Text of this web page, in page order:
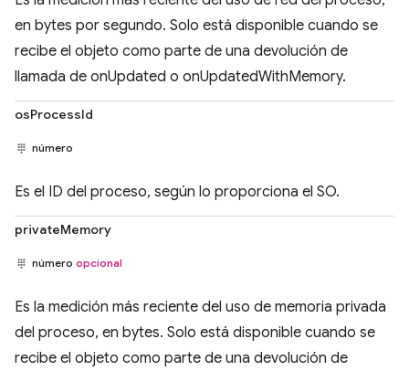
en bytes por segundo. Solo está disponible cuando se
recibe el objeto como parte de una devolución de
llamada de onUpdated o onUpdatedWithMemory.
osProcessId
número
Es el ID del proceso, según lo proporciona el SO.
privateMemory
número opcional
Es la medición más reciente del uso de memoria privada
del proceso, en bytes. Solo está disponible cuando se
recibe el objeto como parte de una devolución de